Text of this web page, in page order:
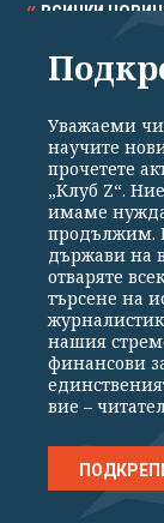
ВСИЧКИ
СПОРТ
Общи
Реклама
Издател на
Константинов"
Препечатването
разрешение
Уважаеми
научите
прочетете
„Клуб Z“.
имаме нужда
продължим.
държави на
отваряте
търсене на
нашия
финансови
вие –